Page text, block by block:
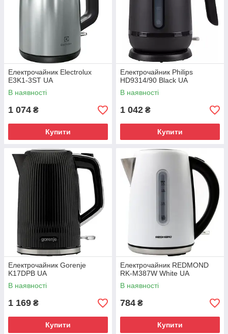
Електрочайник Electrolux
E3K1-3ST UA
В наявності
1 074 ₴
Купити
Електрочайник Philips
HD9314/90 Black UA
В наявності
1 042 ₴
Купити
Електрочайник Gorenje
K17DPB UA
В наявності
1 169 ₴
Купити
Електрочайник REDMOND
RK-M387W White UA
В наявності
784 ₴
Купити